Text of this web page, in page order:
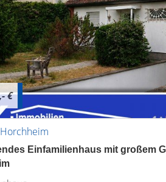
€
Einfamilienhaus mit großem